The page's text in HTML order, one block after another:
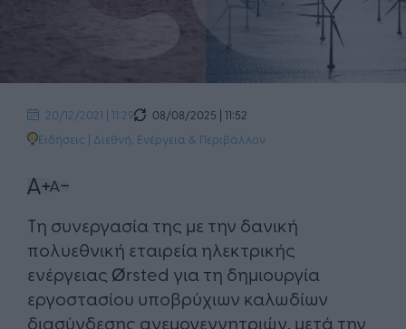
20/12/2021 | 11:29
08/08/2025 | 11:52
Ειδήσεις | Διεθνή Ενέργεια & Περιβάλλον
Τη συνεργασία της με την δανική
πολυεθνική εταιρεία ηλεκτρικής
ενέργειας Ørsted για τη δημιουργία
εργοστασίου υποβρύχιων καλωδίων
διασύνδεσης ανεμογεννητριών, μετά την